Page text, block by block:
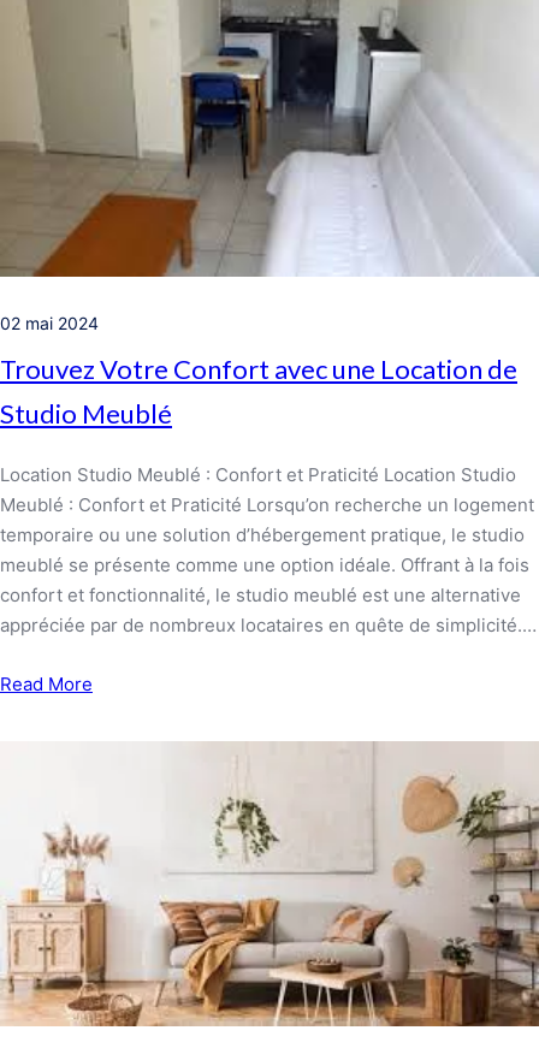
02 mai 2024
Trouvez Votre Confort avec une Location de
Studio Meublé
Location Studio Meublé : Confort et Praticité Location Studio
Meublé : Confort et Praticité Lorsqu’on recherche un logement
temporaire ou une solution d’hébergement pratique, le studio
meublé se présente comme une option idéale. Offrant à la fois
confort et fonctionnalité, le studio meublé est une alternative
appréciée par de nombreux locataires en quête de simplicité.…
Read More